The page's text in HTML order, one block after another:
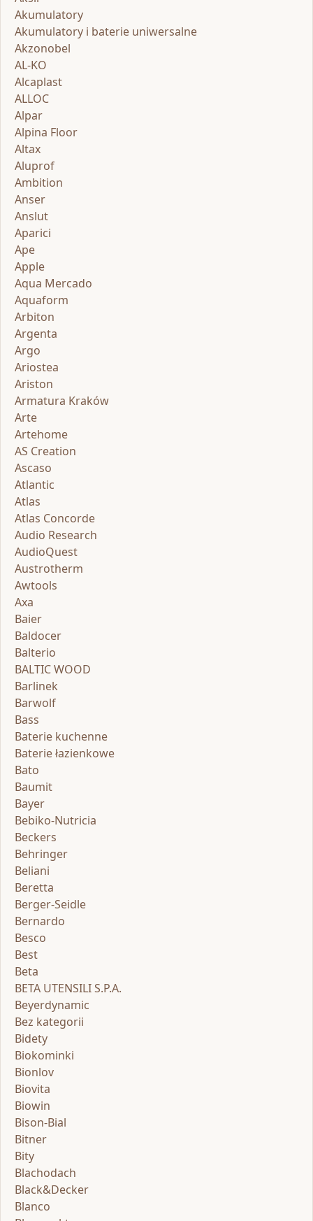
Akumulatory
Akumulatory i baterie uniwersalne
Akzonobel
AL-KO
Alcaplast
ALLOC
Alpar
Alpina Floor
Altax
Aluprof
Ambition
Anser
Anslut
Aparici
Ape
Apple
Aqua Mercado
Aquaform
Arbiton
Argenta
Argo
Ariostea
Ariston
Armatura Kraków
Arte
Artehome
AS Creation
Ascaso
Atlantic
Atlas
Atlas Concorde
Audio Research
AudioQuest
Austrotherm
Awtools
Axa
Baier
Baldocer
Balterio
BALTIC WOOD
Barlinek
Barwolf
Bass
Baterie kuchenne
Baterie łazienkowe
Bato
Baumit
Bayer
Bebiko-Nutricia
Beckers
Behringer
Beliani
Beretta
Berger-Seidle
Bernardo
Besco
Best
Beta
BETA UTENSILI S.P.A.
Beyerdynamic
Bez kategorii
Bidety
Biokominki
Bionlov
Biovita
Biowin
Bison-Bial
Bitner
Bity
Blachodach
Black&Decker
Blanco